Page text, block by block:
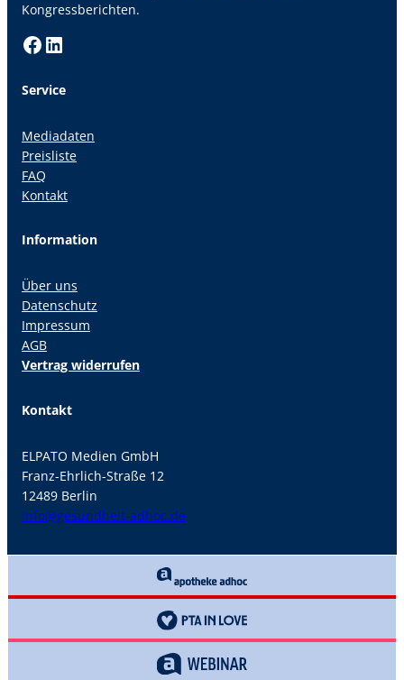
Kongressberichten.
Facebook LinkedIn
Service
Mediadaten
Preisliste
FAQ
Kontakt
Information
Über uns
Datenschutz
Impressum
AGB
Vertrag widerrufen
Kontakt
ELPATO Medien GmbH
Franz-Ehrlich-Straße 12
12489 Berlin
info@gesundheit-adhoc.de